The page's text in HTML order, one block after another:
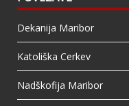
Dekanija Maribor
Katoliška Cerkev
Nadškofija Maribor